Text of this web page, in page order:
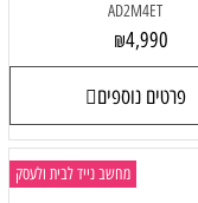
AD2M4ET
₪4,990
פרטים נוספים
מחשב נייד לבית ולעסק